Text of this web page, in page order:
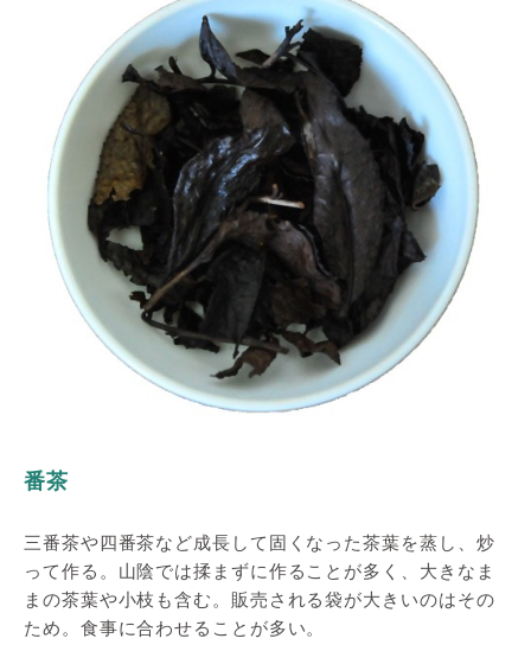
番茶
三番茶や四番茶など成長して固くなった茶葉を蒸し、炒
って作る。山陰では揉まずに作ることが多く、大きなま
まの茶葉や小枝も含む。販売される袋が大きいのはその
ため。食事に合わせることが多い。